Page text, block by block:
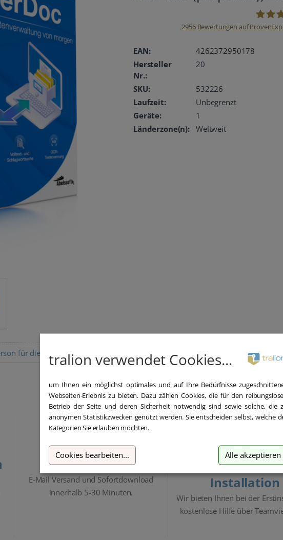
für die EU
2956Bewertungen auf
EAN:
4262372950178
Hersteller
Nr.:
20
SKU:
532226
Laufzeit:
Unbegrenzt
Geräte:
1
Länderzone(n):
Weltweit
Blitzversand
E-Mail Versand und Sofortdownload
innerhalb 5-30 Minuten.
Hilfe bei der
Installation
Wir bieten Ihnen bei der
kostenlose Hilfe über
tralion verwendet Cookies...
um Ihnen ein möglichst optimales und auf Ihre Bedürfnisse
Webseiten-Erlebnis zu bieten. Dazu zählen Cookies, die für den
Betrieb der Seite und deren Sicherheit notwendig sind sowie solche, die
anonymen Statistikzwecken genutzt werden. Sie entscheiden selbst, welche
Kategorien Sie erlauben möchten.
Cookies bearbeiten... Alle akzeptieren